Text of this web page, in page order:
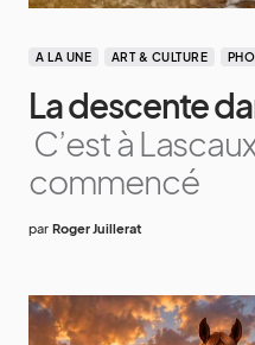
A LA UNE ART & CULTURE
La descente
C’est à
commencé
par Roger Juillerat